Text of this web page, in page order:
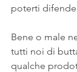
poterti
Bene o male
tutti noi di
qualche